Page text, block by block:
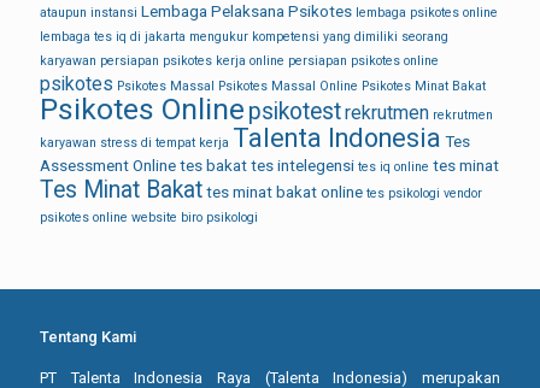
ataupun instansi Lembaga Pelaksana Psikotes lembaga psikotes online
lembaga tes iq di jakarta mengukur kompetensi yang dimiliki seorang
karyawan persiapan psikotes kerja online persiapan psikotes online
psikotes Psikotes Massal Psikotes Massal Online Psikotes Minat Bakat
Psikotes Online psikotestrekrutmen rekrutmen
karyawan stress di tempat kerja Talenta Indonesia Tes
Assessment Online tes bakat tes intelegensi tes iq online tes minat
Tes Minat Bakat tes minat bakat online tes psikologi vendor
psikotes online website biro psikologi
Tentang Kami
PT Talenta Indonesia Raya (Talenta Indonesia) merupakan